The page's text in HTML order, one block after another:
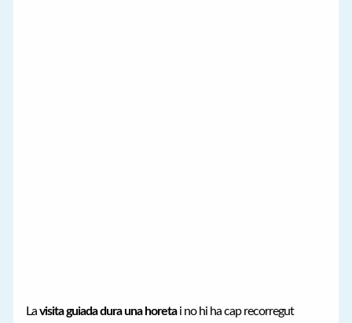
Lavisita guiada dura una horetai no hi ha cap recorregut